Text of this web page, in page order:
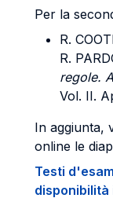
Per la
R.
R.
regole.
Vol. II.
In aggiunta,
online le
Testi
disponibilità